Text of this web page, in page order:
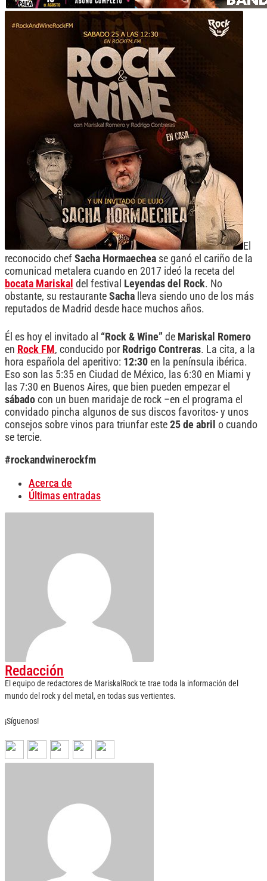
El
reconocido chef Sacha Hormaechea se ganó el cariño de la
comunicad metalera cuando en 2017 ideó la receta del
bocata Mariskal del festival Leyendas del Rock. No
obstante, su restaurante Sacha lleva siendo uno de los más
reputados de Madrid desde hace muchos años.
Él es hoy el invitado al “Rock & Wine” de Mariskal Romero
en Rock FM, conducido por Rodrigo Contreras. La cita, a la
hora española del aperitivo: 12:30 en la península ibérica.
Eso son las 5:35 en Ciudad de México, las 6:30 en Miami y
las 7:30 en Buenos Aires, que bien pueden empezar el
sábado con un buen maridaje de rock –en el programa el
convidado pincha algunos de sus discos favoritos- y unos
consejos sobre vinos para triunfar este 25 de abril o cuando
se tercie.
#rockandwinerockfm
Acerca de
Últimas entradas
Redacción
El equipo de redactores de MariskalRock te trae toda la información del
mundo del rock y del metal, en todas sus vertientes.
¡Síguenos!